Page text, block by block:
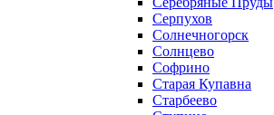
Серпухов
Солнечногорск
Солнцево
Софрино
Старая Купавна
Старбеево